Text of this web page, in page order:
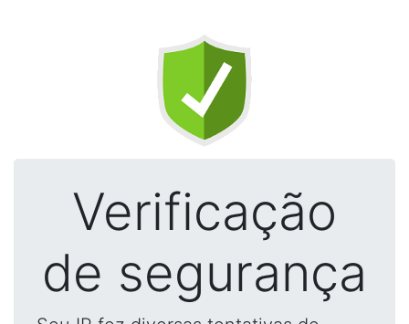
Verificação
de segurança